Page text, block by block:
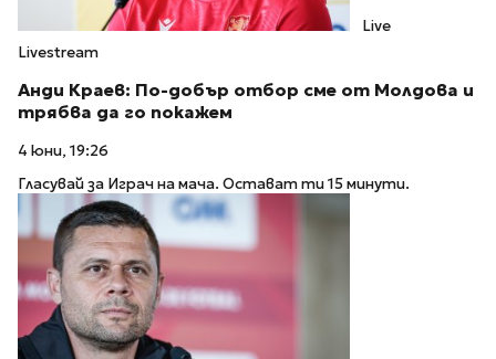
Live
Livestream
Анди Краев: По-добър отбор сме от Молдова и
трябва да го покажем
4 юни, 19:26
Гласувай за Играч на мача. Остават ти 15 минути.